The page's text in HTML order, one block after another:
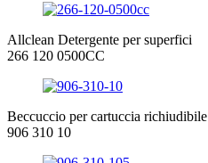
Allclean Detergente per superfici
266 120 0500CC
Beccuccio per cartuccia richiudibile
906 310 10